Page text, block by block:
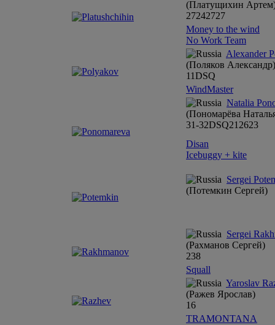
(Платущихин
27242727
Money to the wind
No Work Team
Alexander
(Поляков Александр)
11DSQ
WindMaster
Natalia
(Пономарёва
31-32DSQ21 2623
Disan
Icebuggy + kite
Sergei
(Потемкин Сергей)
Sergei
(Рахманов Сергей)
238
Squall
Yaroslav
(Ражев Ярослав)
16
TRAMONTANA